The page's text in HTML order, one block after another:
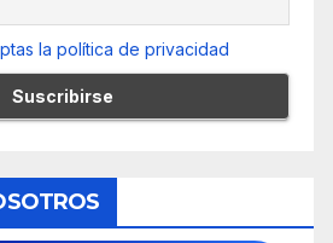
la política de privacidad